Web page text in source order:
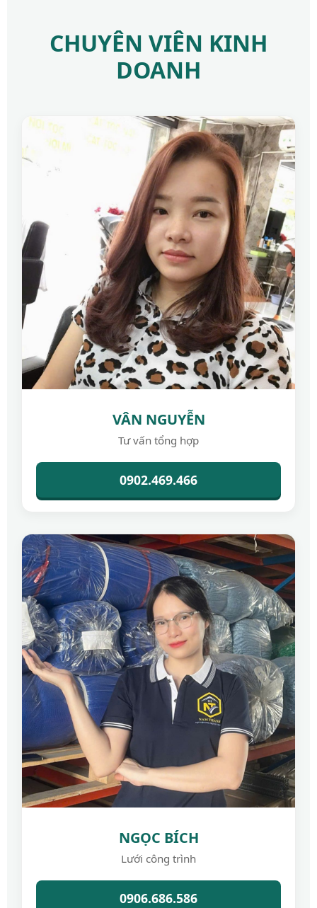
CHUYÊN VIÊN KINH
DOANH
VÂN NGUYỄN
Tư vấn tổng hợp
0902.469.466
NGỌC BÍCH
Lưới công trình
0906.686.586